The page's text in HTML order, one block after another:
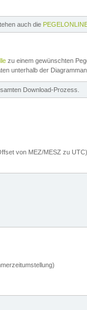
auch die
zu einem gewünschten
unterhalb der
Download-Prozess.
von MEZ/MESZ zu UTC)